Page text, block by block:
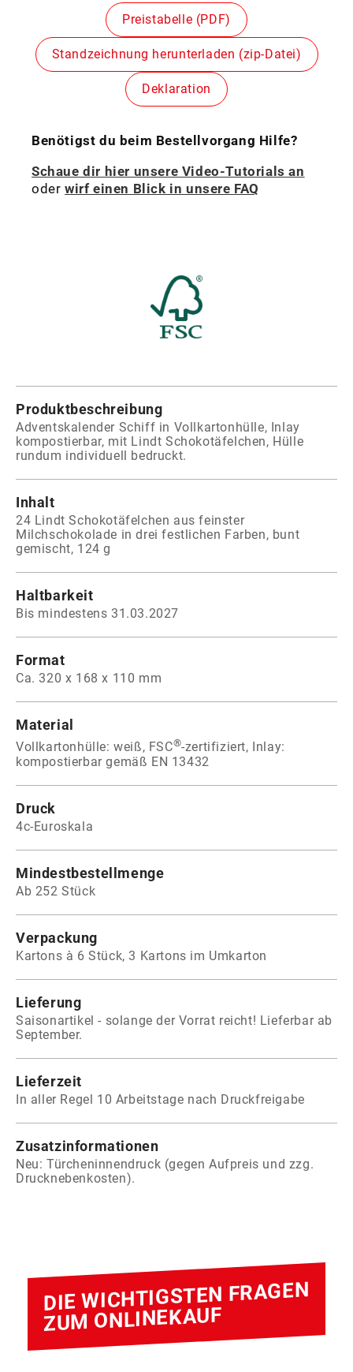
Preistabelle (PDF)
Standzeichnung herunterladen (zip-Datei)
Deklaration
Benötigst du beim Bestellvorgang Hilfe?
Schaue dir hier unsere Video-Tutorials an
oder wirf einen Blick in unsere FAQ
Produktbeschreibung
Adventskalender Schiff in Vollkartonhülle, Inlay
kompostierbar, mit Lindt Schokotäfelchen, Hülle
rundum individuell bedruckt.
Inhalt
24 Lindt Schokotäfelchen aus feinster
Milchschokolade in drei festlichen Farben, bunt
gemischt, 124 g
Haltbarkeit
Bis mindestens 31.03.2027
Format
Ca. 320 x 168 x 110 mm
Material
Vollkartonhülle: weiß, FSC®-zertifiziert, Inlay:
kompostierbar gemäß EN 13432
Druck
4c-Euroskala
Mindestbestellmenge
Ab 252 Stück
Verpackung
Kartons à 6 Stück, 3 Kartons im Umkarton
Lieferung
Saisonartikel - solange der Vorrat reicht! Lieferbar ab
September.
Lieferzeit
In aller Regel 10 Arbeitstage nach Druckfreigabe
Zusatzinformationen
Neu: Türcheninnendruck (gegen Aufpreis und zzg.
Drucknebenkosten).
DIE WICHTIGSTEN FRAGEN
ZUM ONLINEKAUF